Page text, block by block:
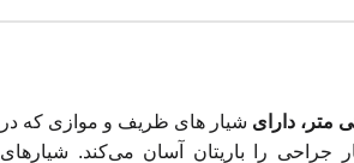
شیار های ظریف و موازی که در
جراحی را باریتان آسان می‌کند. شیارهای